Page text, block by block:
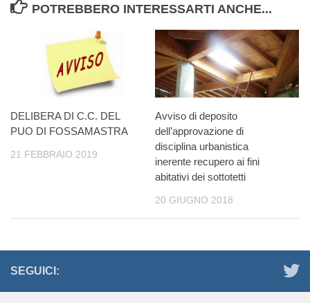
POTREBBERO INTERESSARTI ANCHE...
DELIBERA DI C.C. DEL
PUO DI FOSSAMASTRA
21 FEBBRAIO 2019
Avviso di deposito
dell’approvazione di
disciplina urbanistica
inerente recupero ai fini
abitativi dei sottotetti
20 GIUGNO 2018
SEGUICI: